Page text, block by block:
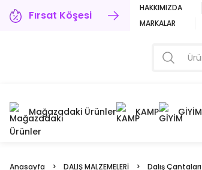
Fırsat Köşesi
HAKKIMIZDA
MARKALAR
Mağazadaki Ürünler KAMP GİYİM
Anasayfa DALIŞ MALZEMELERİ Dalış Çantaları